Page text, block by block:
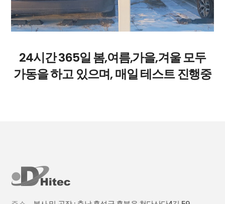
24시간 365일 봄,여름,가을,겨울 모두
가동을 하고 있으며, 매일 테스트 진행중